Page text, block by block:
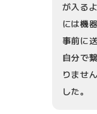
が入る
には機
事前に
自分で
りませ
した。